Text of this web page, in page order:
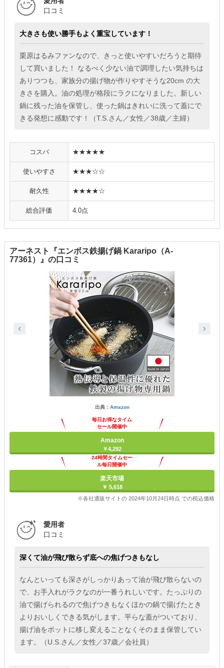
口コミ
大きさも使い勝手もよく重宝しています！
栗原はるみファンなので、きっと使いやすいだろうと期待
して買いました！ なるべく少ない油で調理したい気持ちは
ありつつも、家族分の揚げ物が作りやすそうな20cm の大
きさを購入。油の処理が格段にラクになりました。新しい
鍋に残った油を保管し、使った鍋はきれいに洗って蓋にで
きる発想に感動です！（T.S.さん／女性／38歳／主婦）
コスパ ★★★★★
使いやすさ ★★★☆☆
耐久性 ★★★★☆
総合評価 4.0点
アーネスト『エンボス鉄揚げ鍋 Kararipo（A-
77361）』の口コミ
出典： Amazon
毎日お得なタイム
セール開催中
Amazon
￥4,292
24時間タイムセー
ル毎日開催中
楽天市場
￥ 5,618
※各社通販サイトの 2024年10月24日時点 での税込価格
愛用者
口コミ
深くて油が飛び散らず底への焦げつきもなし
なんといっても深さがしっかりあって油が飛び散らないの
で、お手入れがラクなのが一番うれしいです。たっぷりの
油で揚げられるので焦げつきもなくほかの鍋で揚げたとき
よりおいしくできる気がします。平らな蓋がついており、
揚げ油をポットに移し変えることなくそのまま保管してい
ます。（U.S.さん／女性／37歳／会社員）